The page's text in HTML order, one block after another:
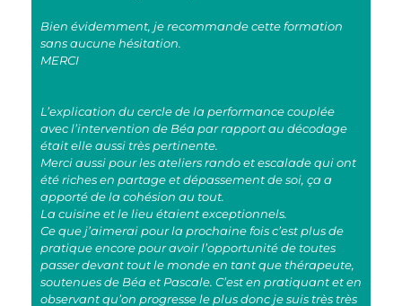
Bien évidemment, je recommande cette formation
sans aucune hésitation.
MERCI
L’explication du cercle de la performance couplée
avec l’intervention de Béa par rapport au décodage
était elle aussi très pertinente.
Merci aussi pour les ateliers rando et escalade qui ont
été riches en partage et dépassement de soi, ça a
apporté de la cohésion au tout.
La cuisine et le lieu étaient exceptionnels.
Ce que j’aimerai pour la prochaine fois c’est plus de
pratique encore pour avoir l’opportunité de toutes
passer devant tout le monde en tant que thérapeute,
soutenues de Béa et Pascale. C’est en pratiquant et en
observant qu’on progresse le plus donc je suis très très